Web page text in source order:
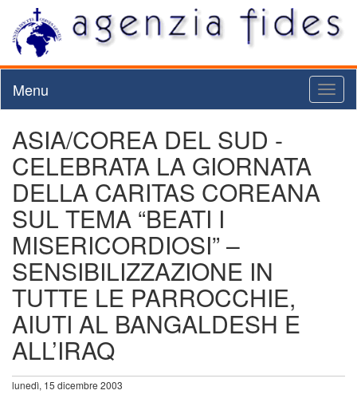
Menu
ASIA/COREA DEL SUD -
CELEBRATA LA GIORNATA
DELLA CARITAS COREANA
SUL TEMA “BEATI I
MISERICORDIOSI” –
SENSIBILIZZAZIONE IN
TUTTE LE PARROCCHIE,
AIUTI AL BANGALDESH E
ALL’IRAQ
lunedì, 15 dicembre 2003